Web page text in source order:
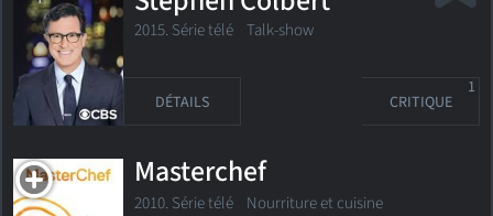
2015. Série télé Talk-show
DÉTAILS CRITIQUE
1
Masterchef
2010. Série télé Nourriture et cuisine